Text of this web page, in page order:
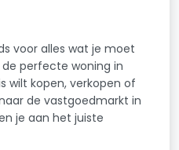
voor alles wat je moet
perfecte woning in
wilt kopen, verkopen of
de vastgoedmarkt in
je aan het juiste